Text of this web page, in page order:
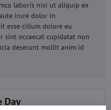
laboris nisi ut aliquip ex
irure dolor in
esse cillum dolore eu
sint occaecat cupidatat non
deserunt mollit anim id
Day